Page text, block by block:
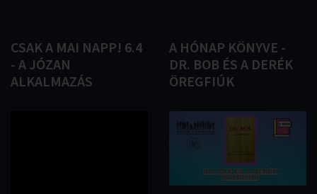
CSAK A MAI NAPP! 6.4
- A JÓZAN
ALKALMAZÁS
A HÓNAP KÖNYVE -
DR. BOB ÉS A DERÉK
ÖREGFIÚK